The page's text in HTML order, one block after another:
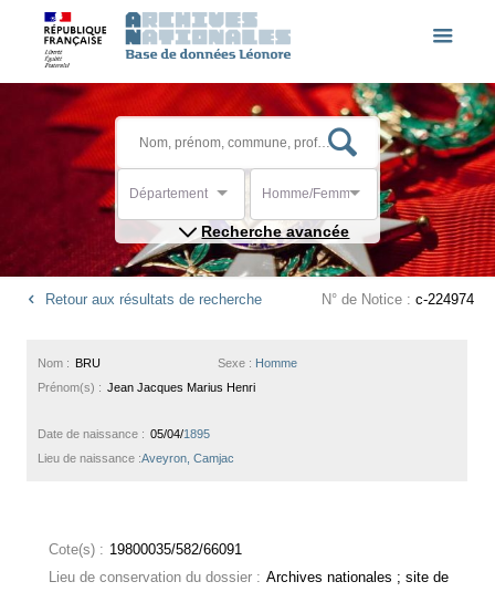
Département Homme/Femme
Recherche avancée
Retour aux résultats de recherche N° de Notice : c-224974
Sexe : Homme
Nom : BRU
Prénom(s) : Jean Jacques Marius Henri
Date de naissance : 05/04/1895
Lieu de naissance :Aveyron, Camjac
Cote(s) : 19800035/582/66091
Lieu de conservation du dossier : Archives nationales ; site de